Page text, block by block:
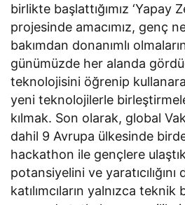
birlikte başlattığımız ‘Yapay
projesinde amacımız, genç
bakımdan donanımlı
günümüzde her alanda
teknolojisini öğrenip
yeni teknolojilerle
kılmak. Son olarak, global
dahil 9 Avrupa ülkesinde
hackathon ile gençlere
potansiyelini ve
katılımcıların yalnızca